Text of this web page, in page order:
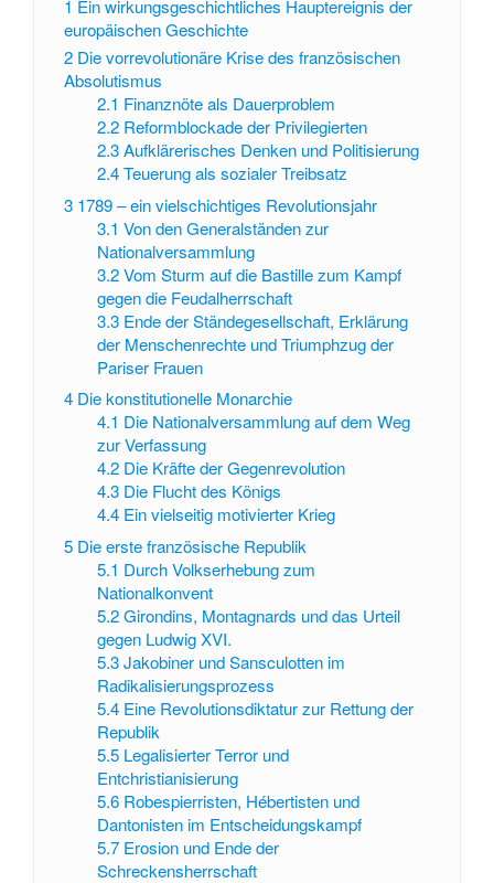
1 Ein wirkungsgeschichtliches Hauptereignis der
europäischen Geschichte
2 Die vorrevolutionäre Krise des französischen
Absolutismus
2.1 Finanznöte als Dauerproblem
2.2 Reformblockade der Privilegierten
2.3 Aufklärerisches Denken und Politisierung
2.4 Teuerung als sozialer Treibsatz
3 1789 – ein vielschichtiges Revolutionsjahr
3.1 Von den Generalständen zur
Nationalversammlung
3.2 Vom Sturm auf die Bastille zum Kampf
gegen die Feudalherrschaft
3.3 Ende der Ständegesellschaft, Erklärung
der Menschenrechte und Triumphzug der
Pariser Frauen
4 Die konstitutionelle Monarchie
4.1 Die Nationalversammlung auf dem Weg
zur Verfassung
4.2 Die Kräfte der Gegenrevolution
4.3 Die Flucht des Königs
4.4 Ein vielseitig motivierter Krieg
5 Die erste französische Republik
5.1 Durch Volkserhebung zum
Nationalkonvent
5.2 Girondins, Montagnards und das Urteil
gegen Ludwig XVI.
5.3 Jakobiner und Sansculotten im
Radikalisierungsprozess
5.4 Eine Revolutionsdiktatur zur Rettung der
Republik
5.5 Legalisierter Terror und
Entchristianisierung
5.6 Robespierristen, Hébertisten und
Dantonisten im Entscheidungskampf
5.7 Erosion und Ende der
Schreckensherrschaft